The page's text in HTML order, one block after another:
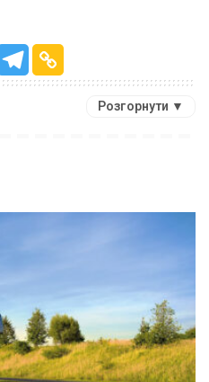
Розгорнути ▼